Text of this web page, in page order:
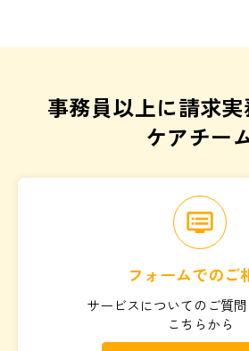
事務員以上に請求
ケアチー
dvr
フォームでのご
サービスについてのご質
こちらから